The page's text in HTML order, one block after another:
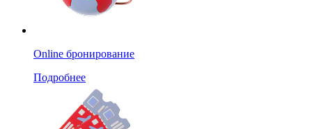
Online бронирование
Подробнее